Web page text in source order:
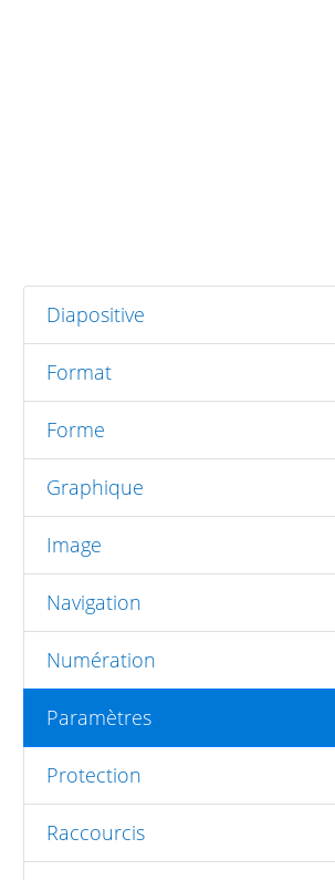
Diapositive
Format
Forme
Graphique
Image
Navigation
Numération
Paramètres
Protection
Raccourcis